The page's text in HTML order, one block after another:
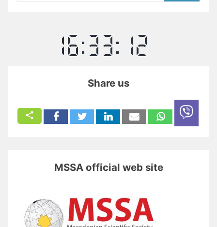
Share us
MSSA official web site